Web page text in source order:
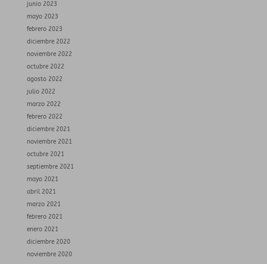
junio 2023
mayo 2023
febrero 2023
diciembre 2022
noviembre 2022
octubre 2022
agosto 2022
julio 2022
marzo 2022
febrero 2022
diciembre 2021
noviembre 2021
octubre 2021
septiembre 2021
mayo 2021
abril 2021
marzo 2021
febrero 2021
enero 2021
diciembre 2020
noviembre 2020